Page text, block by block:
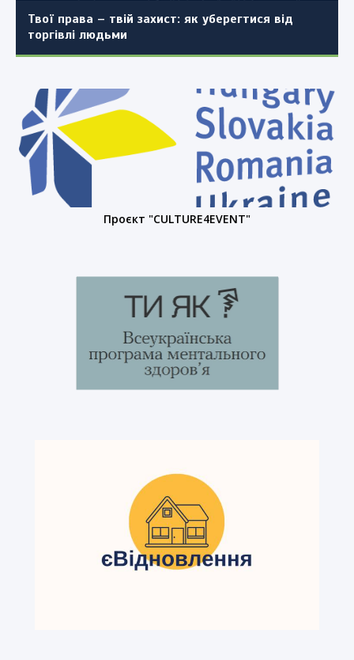
Твої права – твій захист: як уберегтися від
торгівлі людьми
Проєкт "CULTURE4EVENT"